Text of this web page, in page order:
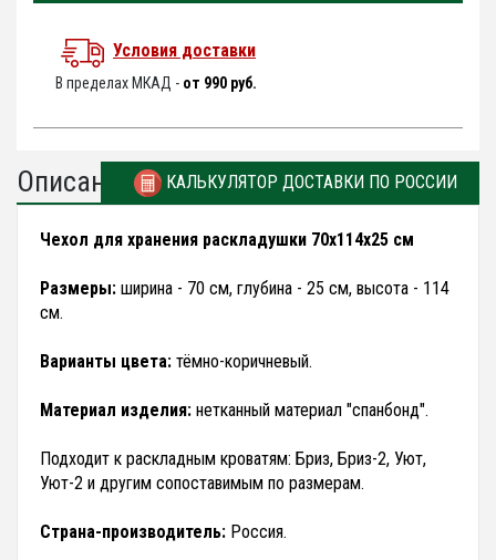
Условия доставки
В пределах МКАД - от 990 руб.
Описание КАЛЬКУЛЯТОР ДОСТАВКИ ПО РОССИИ
Чехол для хранения раскладушки 70х114х25 см
Размеры: ширина - 70 см, глубина - 25 см, высота - 114
см.
Варианты цвета: тёмно-коричневый.
Материал изделия: нетканный материал "спанбонд".
Подходит к раскладным кроватям: Бриз, Бриз-2, Уют,
Уют-2 и другим сопоставимым по размерам.
Страна-производитель: Россия.